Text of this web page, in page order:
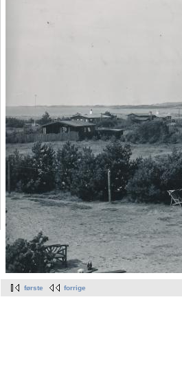
første forrige